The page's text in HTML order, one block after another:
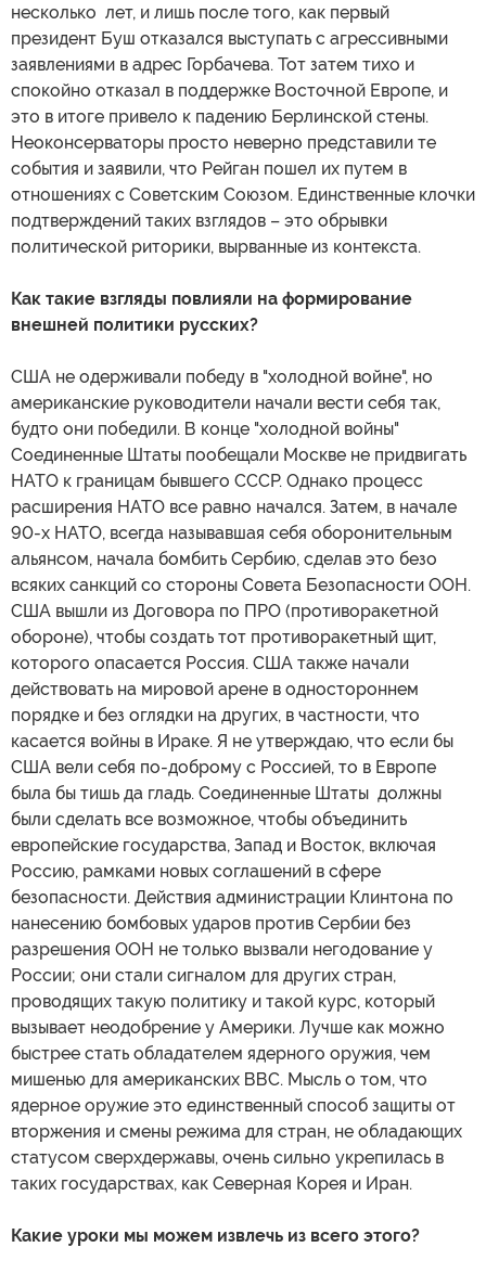
несколько лет, и лишь после того, как первый
президент Буш отказался выступать с агрессивными
заявлениями в адрес Горбачева. Тот затем тихо и
спокойно отказал в поддержке Восточной Европе, и
это в итоге привело к падению Берлинской стены.
Неоконсерваторы просто неверно представили те
события и заявили, что Рейган пошел их путем в
отношениях с Советским Союзом. Единственные клочки
подтверждений таких взглядов – это обрывки
политической риторики, вырванные из контекста.
Как такие взгляды повлияли на формирование
внешней политики русских?
США не одерживали победу в "холодной войне", но
американские руководители начали вести себя так,
будто они победили. В конце "холодной войны"
Соединенные Штаты пообещали Москве не придвигать
НАТО к границам бывшего СССР. Однако процесс
расширения НАТО все равно начался. Затем, в начале
90-х НАТО, всегда называвшая себя оборонительным
альянсом, начала бомбить Сербию, сделав это безо
всяких санкций со стороны Совета Безопасности ООН.
США вышли из Договора по ПРО (противоракетной
обороне), чтобы создать тот противоракетный щит,
которого опасается Россия. США также начали
действовать на мировой арене в одностороннем
порядке и без оглядки на других, в частности, что
касается войны в Ираке. Я не утверждаю, что если бы
США вели себя по-доброму с Россией, то в Европе
была бы тишь да гладь. Соединенные Штаты должны
были сделать все возможное, чтобы объединить
европейские государства, Запад и Восток, включая
Россию, рамками новых соглашений в сфере
безопасности. Действия администрации Клинтона по
нанесению бомбовых ударов против Сербии без
разрешения ООН не только вызвали негодование у
России; они стали сигналом для других стран,
проводящих такую политику и такой курс, который
вызывает неодобрение у Америки. Лучше как можно
быстрее стать обладателем ядерного оружия, чем
мишенью для американских ВВС. Мысль о том, что
ядерное оружие это единственный способ защиты от
вторжения и смены режима для стран, не обладающих
статусом сверхдержавы, очень сильно укрепилась в
таких государствах, как Северная Корея и Иран.
Какие уроки мы можем извлечь из всего этого?